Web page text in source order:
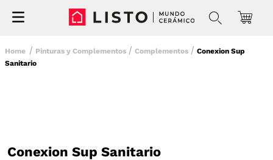
Pinturas y Complementos Complementos
Conexion Sup
Sanitario
Conexion Sup Sanitario